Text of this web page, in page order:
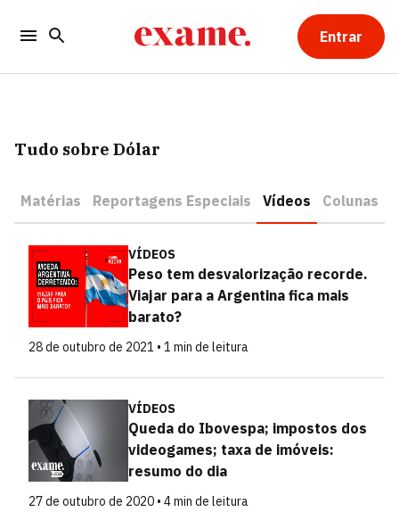
Entrar
Tudo sobre Dólar
Matérias Reportagens Especiais Vídeos Colunas
VÍDEOS
Peso tem desvalorização recorde.
Viajar para a Argentina fica mais
barato?
28 de outubro de 2021 • 1 min de leitura
VÍDEOS
Queda do Ibovespa; impostos dos
videogames; taxa de imóveis:
resumo do dia
27 de outubro de 2020 • 4 min de leitura